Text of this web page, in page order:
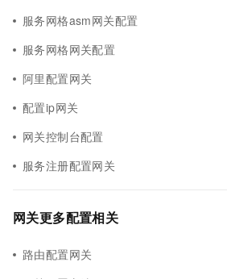
服务网格asm网关配置
服务网格网关配置
阿里配置网关
配置ip网关
网关控制台配置
服务注册配置网关
网关更多配置相关
路由配置网关